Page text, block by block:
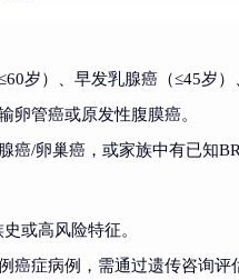
岁）、早发乳腺癌（≤45岁）
卵管癌或原发性腹膜癌。
癌/卵巢癌，或家族中有已知
史或高风险特征。
癌症病例，需通过遗传咨询评